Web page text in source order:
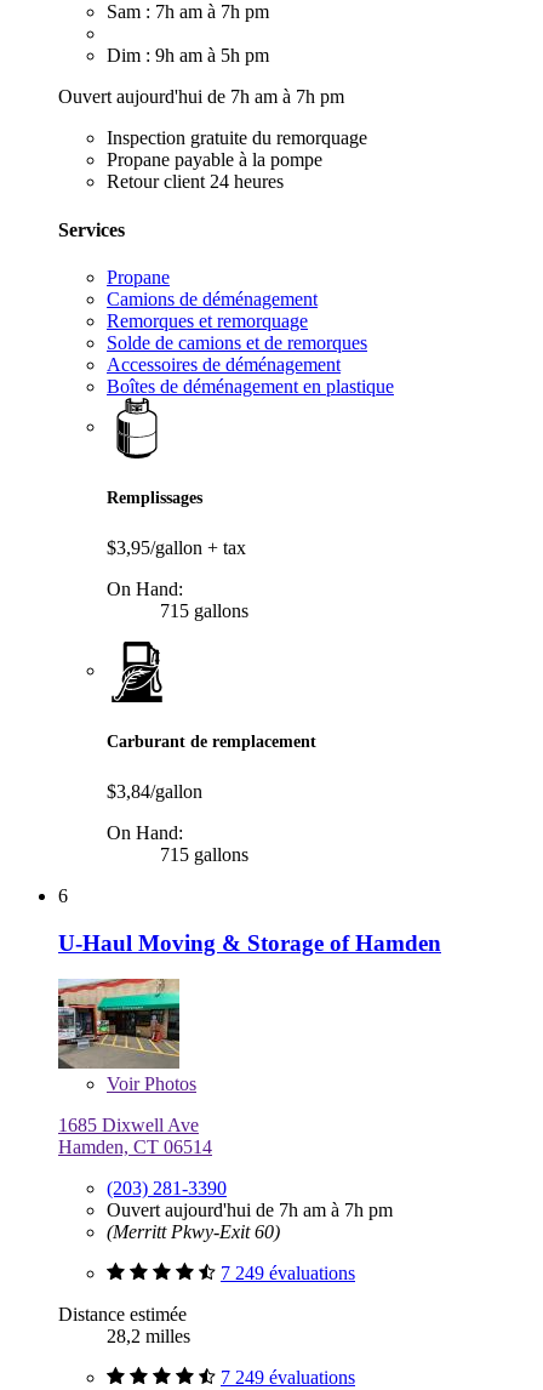
Sam : 7h am à 7h pm
Dim : 9h am à 5h pm
Ouvert aujourd'hui de 7h am à 7h pm
Inspection gratuite du remorquage
Propane payable à la pompe
Retour client 24 heures
Services
Propane
Camions de déménagement
Remorques et remorquage
Solde de camions et de remorques
Accessoires de déménagement
Boîtes de déménagement en plastique
Remplissages
$3,95/gallon + tax
On Hand:
715 gallons
Carburant de remplacement
$3,84/gallon
On Hand:
715 gallons
6
U-Haul Moving & Storage of Hamden
VoirPhotos
1685 Dixwell Ave
Hamden, CT 06514
(203) 281-3390
Ouvert aujourd'hui de 7h am à 7h pm
(Merritt Pkwy-Exit 60)
7 249 évaluations
Distance estimée
28,2 milles
7 249 évaluations